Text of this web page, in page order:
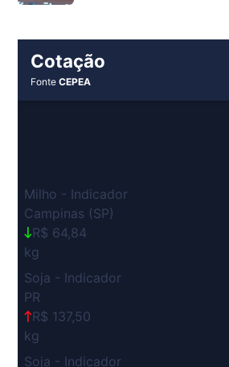
Cotação
FonteCEPEA
Milho - Indicador
Campinas (SP)
R$ 64,84
kg
Soja - Indicador
PR
R$ 137,50
kg
Soja - Indicador